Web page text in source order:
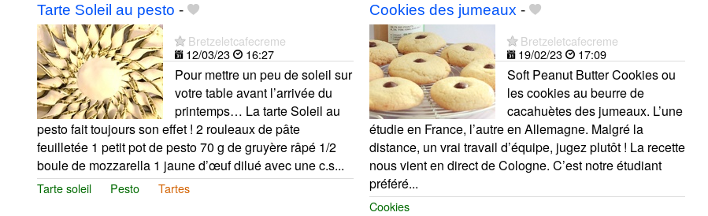
Tarte Soleil au pesto -
Bretzeletcafecreme
12/03/23
16:27
Pour mettre un peu de soleil sur
votre table avant l’arrivée du
printemps… La tarte Soleil au
pesto fait toujours son effet ! 2 rouleaux de pâte
feuilletée 1 petit pot de pesto 70 g de gruyère râpé 1/2
boule de mozzarella 1 jaune d’œuf dilué avec une c.s...
Tarte soleil Pesto Tartes
Cookies des jumeaux -
Bretzeletcafecreme
19/02/23
17:09
Soft Peanut Butter Cookies ou
les cookies au beurre de
cacahuètes des jumeaux. L’une
étudie en France, l’autre en Allemagne. Malgré la
distance, un vrai travail d’équipe, jugez plutôt ! La recette
nous vient en direct de Cologne. C’est notre étudiant
préféré...
Cookies